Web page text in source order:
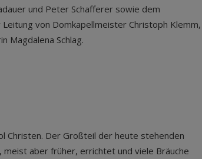
und Peter Schafferer sowie dem
von Domkapellmeister Christoph Klemm,
Magdalena Schlag.
Christen. Der Großteil der heute stehenden
meist aber früher, errichtet und viele Bräuche